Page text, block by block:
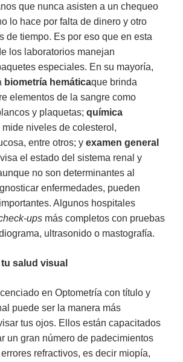
que nunca asisten a un chequeo
lo hace por falta de dinero y otro
de tiempo. Es por eso que en esta
los laboratorios manejan
especiales. En su mayoría,
biometría hemáticaque brinda
elementos de la sangre como
y plaquetas; química
mide niveles de colesterol,
entre otros; y examen general
el estado del sistema renal y
no son determinantes al
enfermedades, pueden
Algunos hospitales
ups más completos con pruebas
ultrasonido o mastografía.
tu salud visual
en Optometría con título y
puede ser la manera más
tus ojos. Ellos están capacitados
un gran número de padecimientos
refractivos, es decir miopía,